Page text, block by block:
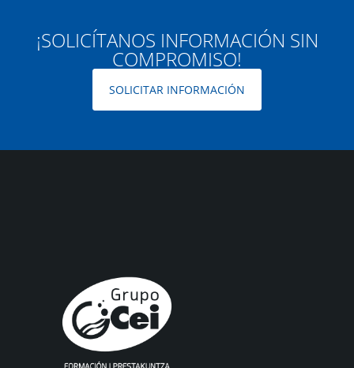
¡SOLICÍTANOS INFORMACIÓN SIN
COMPROMISO!
SOLICITAR INFORMACIÓN